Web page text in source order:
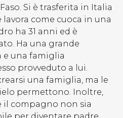
Si è trasferita in Italia
lavora come cuoca in una
ha 31 anni ed è
Ha una grande
e una famiglia
provveduto a lui.
una famiglia, ma le
permettono. Inoltre,
il compagno non sia